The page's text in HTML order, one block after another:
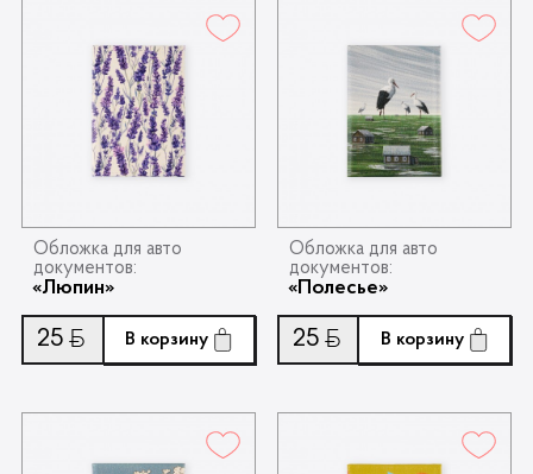
Обложка для авто
документов:
«Люпин»
25 Ƃ В корзину
Обложка для авто
документов:
«Полесье»
25 Ƃ В корзину